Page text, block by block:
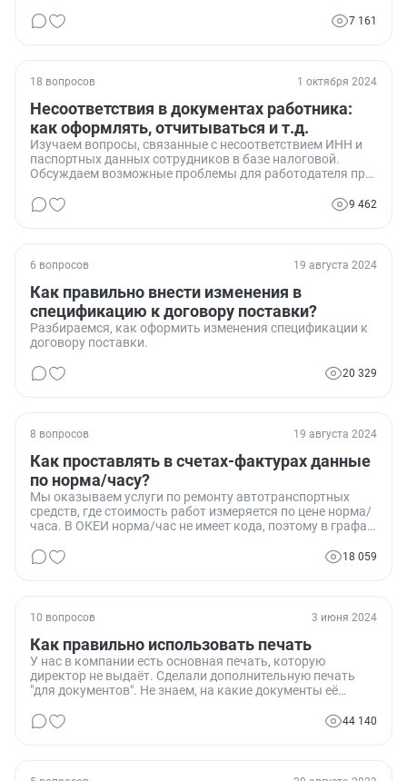
их кладовщик на складе. Мы считаем, что если у них есть
7 161
18 вопросов 1 октября 2024
Несоответствия в документах работника:
как оформлять, отчитываться и т.д.
Изучаем вопросы, связанные с несоответствием ИНН и
паспортных данных сотрудников в базе налоговой.
Обсуждаем возможные проблемы для работодателя при
9 462
6 вопросов 19 августа 2024
Как правильно внести изменения в
спецификацию к договору поставки?
Разбираемся, как оформить изменения спецификации к
договору поставки.
20 329
8 вопросов 19 августа 2024
Как проставлять в счетах-фактурах данные
по норма/часу?
Мы оказываем услуги по ремонту автотранспортных
средств, где стоимость работ измеряется по цене норма/
часа. В ОКЕИ норма/час не имеет кода, поэтому в графах
Один из наших контрагентов требует изменить данные в
18 059
10 вопросов 3 июня 2024
Как правильно использовать печать
У нас в компании есть основная печать, которую
директор не выдаёт. Сделали дополнительную печать
"для документов". Не знаем, на какие документы её
указывал, где можно и нельзя использовать эту печать.
44 140